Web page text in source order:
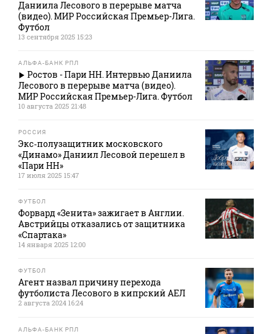
Даниила Лесового в перерыве матча
(видео). МИР Российская Премьер-Лига.
Футбол
13 сентября 2025 15:23
АЛЬФА-БАНК РПЛ
Ростов - Пари НН. Интервью Даниила
Лесового в перерыве матча (видео).
МИР Российская Премьер-Лига. Футбол
10 августа 2025 21:48
РОССИЯ
Экс‑полузащитник московского
«Динамо» Даниил Лесовой перешел в
«Пари НН»
17 июля 2025 15:47
ФУТБОЛ
Форвард «Зенита» зажигает в Англии.
Австрийцы отказались от защитника
«Спартака»
14 января 2025 12:00
ФУТБОЛ
Агент назвал причину перехода
футболиста Лесового в кипрский АЕЛ
2 августа 2024 16:24
АЛЬФА-БАНК РПЛ